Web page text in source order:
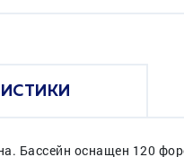
Бассейн оснащен 120